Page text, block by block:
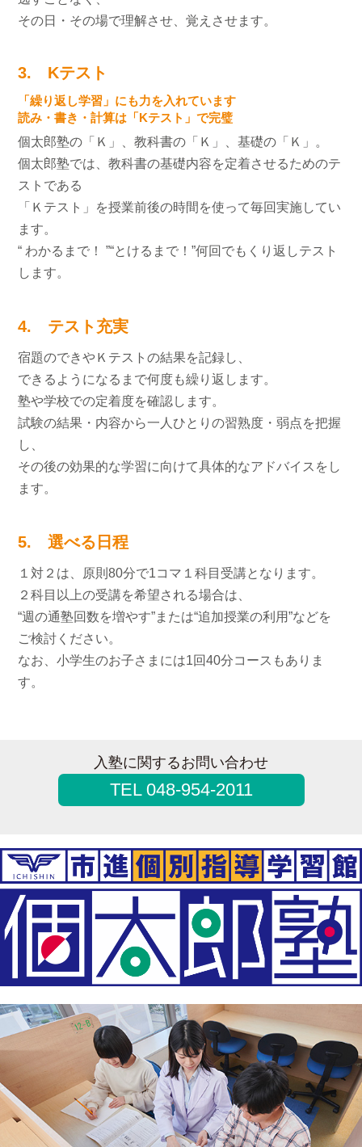
その日・その場で理解させ、覚えさせます。
3. Kテスト
「繰り返し学習」にも力を入れています
読み・書き・計算は「Kテスト」で完璧
個太郎塾の「Ｋ」、教科書の「Ｋ」、基礎の「Ｋ」。
個太郎塾では、教科書の基礎内容を定着させるためのテ
ストである
「Ｋテスト」を授業前後の時間を使って毎回実施してい
ます。
“ わかるまで！ ”“とけるまで！”何回でもくり返しテスト
します。
4. テスト充実
宿題のできやＫテストの結果を記録し、
できるようになるまで何度も繰り返します。
塾や学校での定着度を確認します。
試験の結果・内容から一人ひとりの習熟度・弱点を把握
し、
その後の効果的な学習に向けて具体的なアドバイスをし
ます。
5. 選べる日程
１対２は、原則80分で1コマ１科目受講となります。
２科目以上の受講を希望される場合は、
“週の通塾回数を増やす”または“追加授業の利用”などを
ご検討ください。
なお、小学生のお子さまには1回40分コースもありま
す。
入塾に関するお問い合わせ
TEL 048-954-2011